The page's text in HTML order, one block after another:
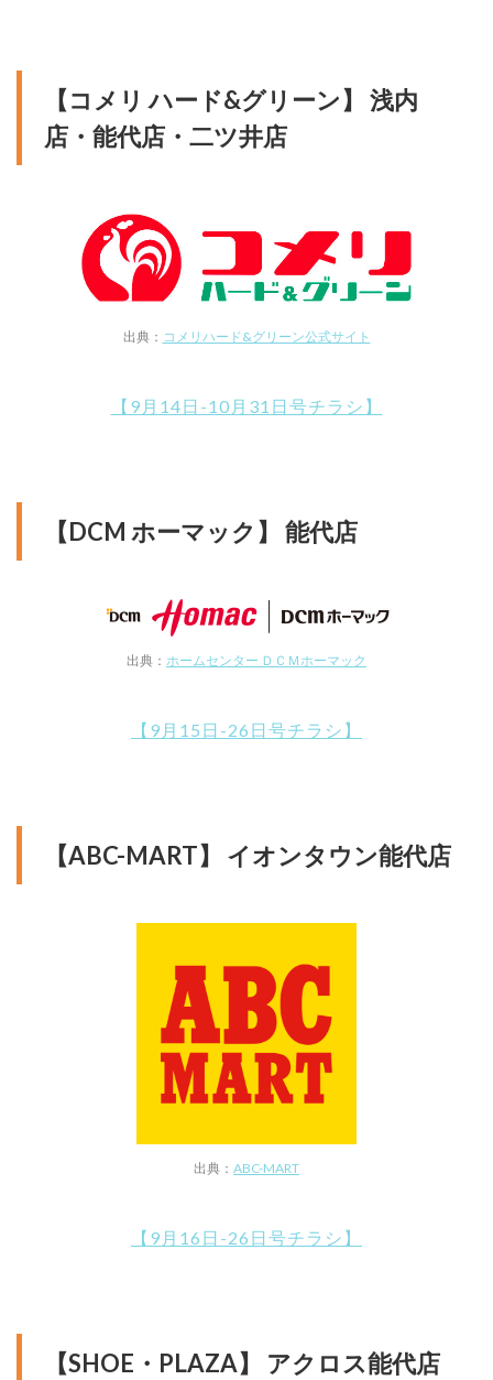
【コメリ ハード&グリーン】 浅内
店・能代店・二ツ井店
出典： コメリハード&グリーン公式サイト
【9月14日-10月31日号チラシ】
【DCM ホーマック】 能代店
出典： ホームセンター ＤＣＭホーマック
【9月15日-26日号チラシ】
【ABC-MART】 イオンタウン能代店
出典： ABC-MART
【9月16日-26日号チラシ】
【SHOE・PLAZA】 アクロス能代店